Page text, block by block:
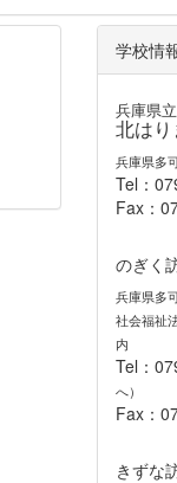
学校情
兵庫県立
北はり
兵庫県多
Tel：
Fax：
のぎく
兵庫県多
社会福祉
内
Tel：
へ）
Fax：
きずな